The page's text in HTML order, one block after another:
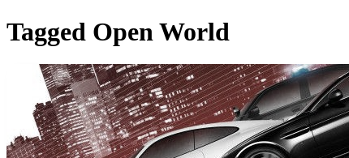
Tagged Open World